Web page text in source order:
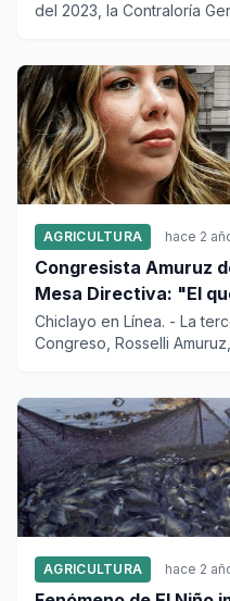
del 2023, la Contraloría
AGRICULTURA hace 2
Congresista Amuruz
Mesa Directiva: "El
ocultar"
Chiclayo en Línea. - La
Congreso, Rosselli
AGRICULTURA hace 2